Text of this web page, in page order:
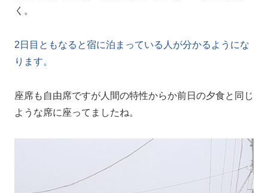
く。
2日目ともなると宿に泊まっている人が分かるようにな
ります。
座席も自由席ですが人間の特性からか前日の夕食と同じ
ような席に座ってましたね。